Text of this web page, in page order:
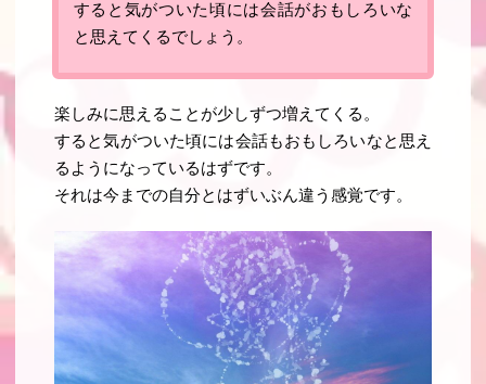
すると気がついた頃には会話がおもしろいな
と思えてくるでしょう。
楽しみに思えることが少しずつ増えてくる。
すると気がついた頃には会話もおもしろいなと思え
るようになっているはずです。
それは今までの自分とはずいぶん違う感覚です。